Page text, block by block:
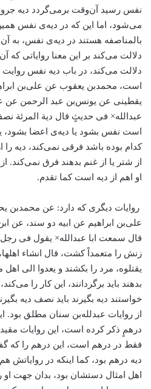
نفس رسید آن‌وقت برمی‌گردد دیه
می‌شود، اما این که در دیه‌ی نفس
بالمناصفه هستند در دیه‌ی نفس، به
دلالت می‌کند بر این معنا روایاتی که
دلالت می‌کند، در باب دیه نفس روایت
است، محمد‌بن یعقوب عن علی‌بن
یقطینی عن یونس‌بن عبد الرحمن عن
عبدالله× فی حدیثٍ قال دیة المرئة
است نفس بشود یا دیه‌ی اعضا بشود،
کدام بوده باشد فرقی نمی‌کند، دیه را
از شتر یا از غنم بدهند فرق نمی‌کند. از
او اهم از دیه است کما تقدم.
روایات دیگری که دارد: عن محمد‌بن
علی‌بن ابراهیم عن ابیه دو سند، عن
قال سمعت ابا عبدالله× یقول فی رجل
زنش را متعمداً کشت، قال انشاء
یقتلوه، مرد را بکشند و یعدوا الی
بدهند باید برگردانند، این کار را
خواستند دیه بگیرند باید نصف دیه
از روایات عبدلله‌بن سنان مطلق بود.
درهمٍ ذکر کرده است، این روایات
فقط در درهم است، این درهم را که
دیه درهم بود، کما اینکه در
اهل امثال دستشان بود، بدان جهت او